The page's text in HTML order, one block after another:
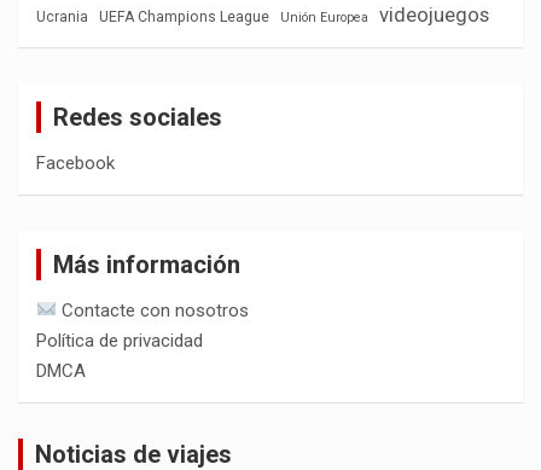
Ucrania
UEFA Champions League Unión Europea videojuegos
Redes sociales
Facebook
Más información
Contacte con nosotros
Política de privacidad
DMCA
Noticias de viajes